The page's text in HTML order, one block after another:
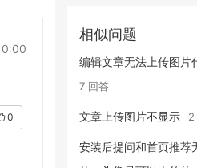
0
相似问题
编辑文章无法上传图片
7 回答
文章上传图片不显示 2
安装后提问和首页推荐